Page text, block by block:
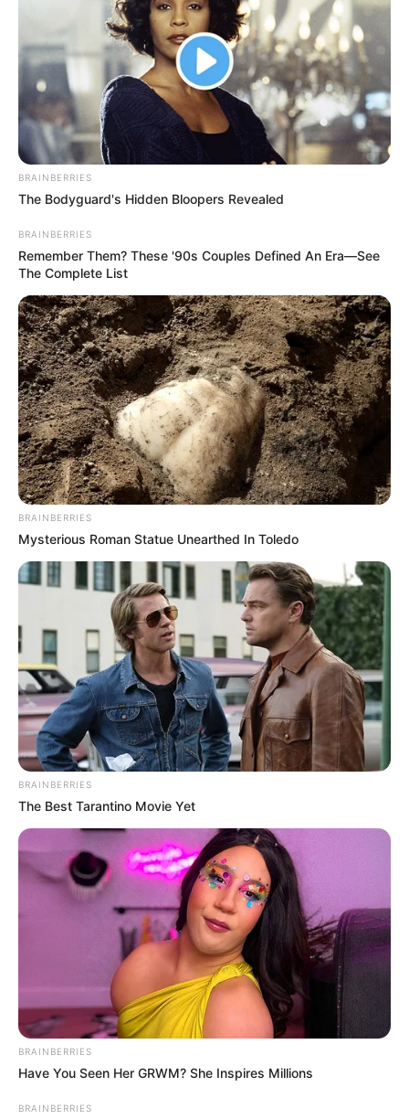
BRAINBERRIES
The Bodyguard's Hidden Bloopers Revealed
BRAINBERRIES
Remember Them? These '90s Couples Defined An Era—See
The Complete List
BRAINBERRIES
Mysterious Roman Statue Unearthed In Toledo
BRAINBERRIES
The Best Tarantino Movie Yet
BRAINBERRIES
Have You Seen Her GRWM? She Inspires Millions
BRAINBERRIES